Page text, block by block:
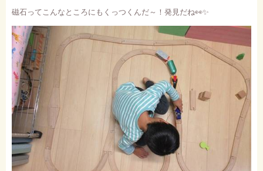
磁石ってこんなところにもくっつくんだ～！発見だね👀✨